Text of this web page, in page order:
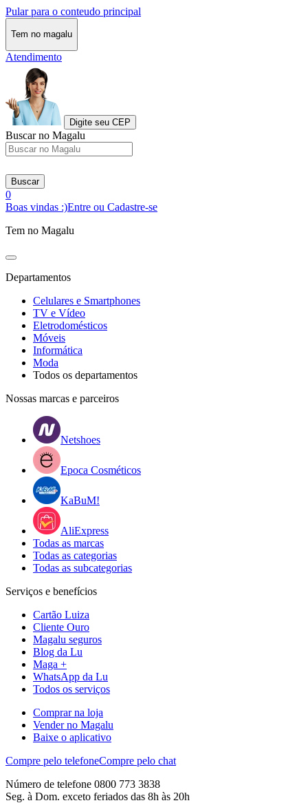
Pular para o conteudo principal
Tem no magalu
Atendimento
Digite seu CEP
Buscar no Magalu
Buscar
0
Boas vindas :)Entre ou Cadastre-se
Tem no Magalu
Departamentos
Celulares e Smartphones
TV e Vídeo
Eletrodomésticos
Móveis
Informática
Moda
Todos os departamentos
Nossas marcas e parceiros
Netshoes
Epoca Cosméticos
KaBuM!
AliExpress
Todas as marcas
Todas as categorias
Todas as subcategorias
Serviços e benefícios
Cartão Luiza
Cliente Ouro
Magalu seguros
Blog da Lu
Maga +
WhatsApp da Lu
Todos os serviços
Comprar na loja
Vender no Magalu
Baixe o aplicativo
Compre pelo telefoneCompre pelo chat
Número de telefone 0800 773 3838
Seg. à Dom. exceto feriados das 8h às 20h